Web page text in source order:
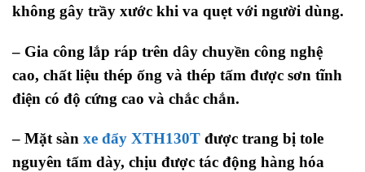
không gây trầy xước khi va quẹt với người dùng.
– Gia công lắp ráp trên dây chuyền công nghệ
cao, chất liệu thép ống và thép tấm được sơn tĩnh
điện có độ cứng cao và chắc chắn.
– Mặt sàn xe đẩy XTH130T được trang bị tole
nguyên tấm dày, chịu được tác động hàng hóa